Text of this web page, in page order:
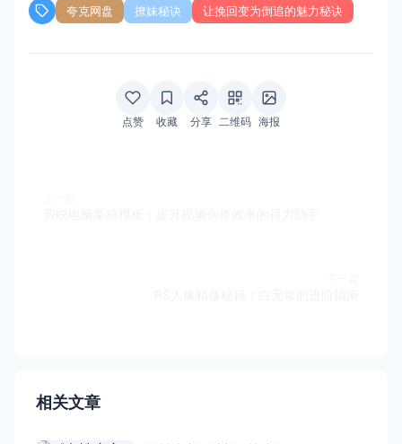
夸克网盘 撩妹秘诀 让挽回变为倒追的魅力秘诀
点赞 收藏 分享 二维码 海报
相关文章